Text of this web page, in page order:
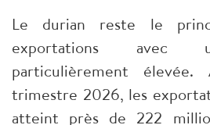
Le durian reste le
exportations avec
particulièrement
trimestre 2026, les
atteint près de 222